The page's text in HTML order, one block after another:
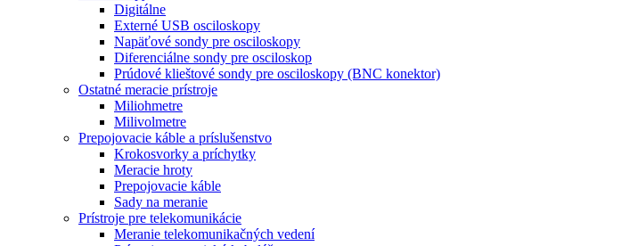
Digitálne
Externé USB osciloskopy
Napäťové sondy pre osciloskopy
Diferenciálne sondy pre osciloskop
Prúdové klieštové sondy pre osciloskopy (BNC konektor)
Ostatné meracie prístroje
Miliohmetre
Milivolmetre
Prepojovacie káble a príslušenstvo
Krokosvorky a príchytky
Meracie hroty
Prepojovacie káble
Sady na meranie
Prístroje pre telekomunikácie
Meranie telekomunikačných vedení